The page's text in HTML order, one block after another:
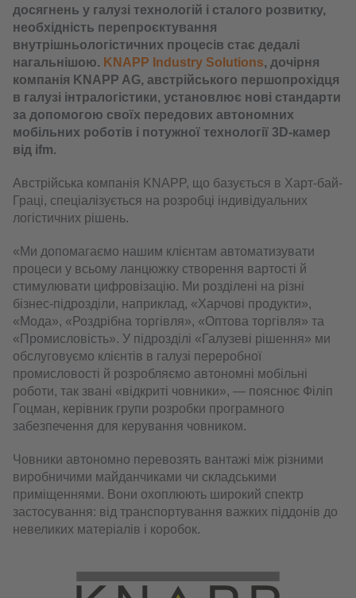
досягнень у галузі технологій і сталого розвитку,
необхідність перепроєктування
внутрішньологістичних процесів стає дедалі
нагальнішою. KNAPP Industry Solutions, дочірня
компанія KNAPP AG, австрійського першопрохідця
в галузі інтралогістики, установлює нові стандарти
за допомогою своїх передових автономних
мобільних роботів і потужної технології 3D-камер
від ifm.
Австрійська компанія KNAPP, що базується в Харт-бай-
Граці, спеціалізується на розробці індивідуальних
логістичних рішень.
«Ми допомагаємо нашим клієнтам автоматизувати
процеси у всьому ланцюжку створення вартості й
стимулювати цифровізацію. Ми розділені на різні
бізнес-підрозділи, наприклад, «Харчові продукти»,
«Мода», «Роздрібна торгівля», «Оптова торгівля» та
«Промисловість». У підрозділі «Галузеві рішення» ми
обслуговуємо клієнтів в галузі переробної
промисловості й розробляємо автономні мобільні
роботи, так звані «відкриті човники», — пояснює Філіп
Гоцман, керівник групи розробки програмного
забезпечення для керування човником.
Човники автономно перевозять вантажі між різними
виробничими майданчиками чи складськими
приміщеннями. Вони охоплюють широкий спектр
застосування: від транспортування важких піддонів до
невеликих матеріалів і коробок.